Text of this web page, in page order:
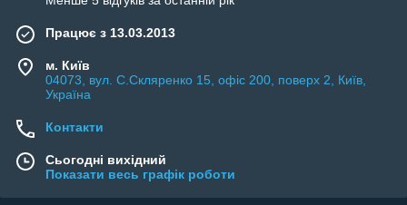
Працює з 13.03.2013
м. Київ
04073, вул. C.Скляренко 15, офіс 200, поверх 2, Київ,
Україна
Контакти
Сьогодні вихідний
Показати весь графік роботи